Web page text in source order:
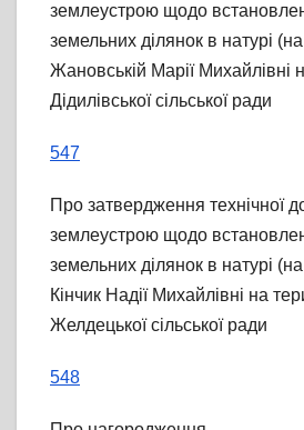
землеустрою щодо
земельних ділянок в натурі (на
Жановській Марії Михайлівні
Дідилівської сільської ради
547
Про затвердження технічної
землеустрою щодо
земельних ділянок в натурі (на
Кінчик Надії Михайлівні на
Желдецької сільської ради
548